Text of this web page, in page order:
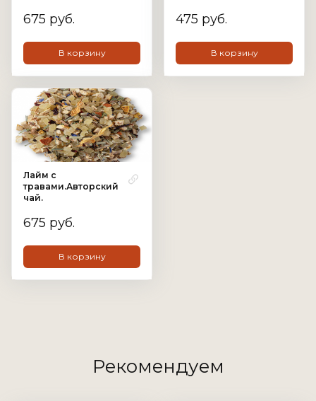
675 руб.
В корзину
475 руб.
В корзину
Лайм с
травами.Авторский
чай.
675 руб.
В корзину
Рекомендуем